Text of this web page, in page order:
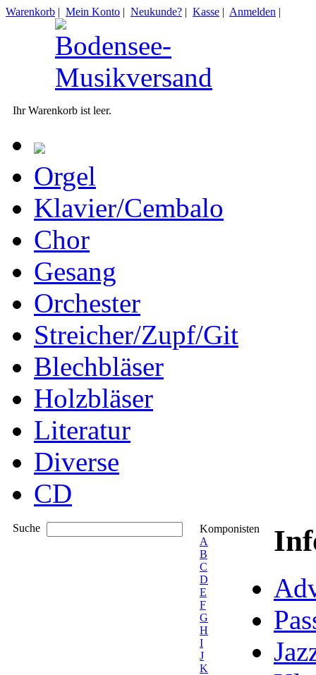
Warenkorb | Mein Konto | Neukunde? | Kasse | Anmelden |
Ihr Warenkorb ist leer.
Orgel
Klavier/Cembalo
Chor
Gesang
Orchester
Streicher/Zupf/Git
Blechbläser
Holzbläser
Literatur
Diverse
CD
Suche
Komponisten
A
B
C
D
E
F
G
H
I
J
K